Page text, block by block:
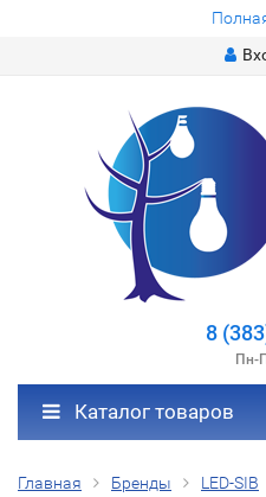
8
Пн-
Каталог товаров
Главная Бренды
LED-SIB